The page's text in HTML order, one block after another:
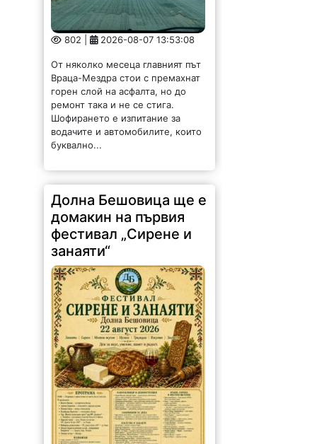
802 | 2026-08-07 13:53:08
От няколко месеца главният път
Враца-Мездра стои с премахнат
горен слой на асфалта, но до
ремонт така и не се стига.
Шофирането е изпитание за
водачите и автомобилите, които
буквално...
Долна Бешовица ще е
домакин на първия
фестивал „Сирене и
занаяти“